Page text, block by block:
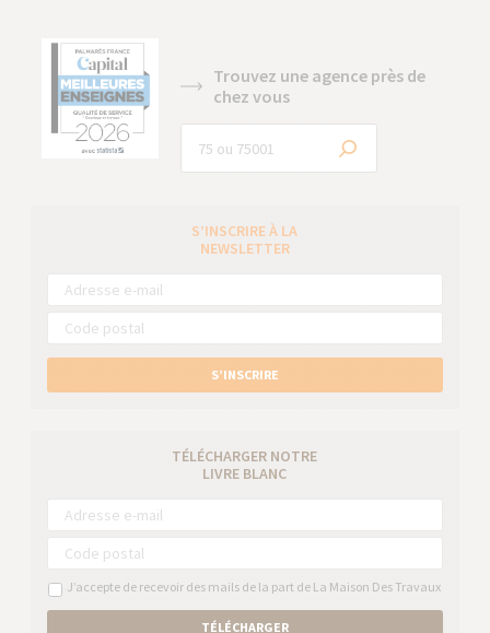
Trouvez une agence près de
chez vous
S’INSCRIRE À LA
NEWSLETTER
S’INSCRIRE
TÉLÉCHARGER NOTRE
LIVRE BLANC
J’accepte de recevoir des mails de la part de La Maison Des Travaux
TÉLÉCHARGER